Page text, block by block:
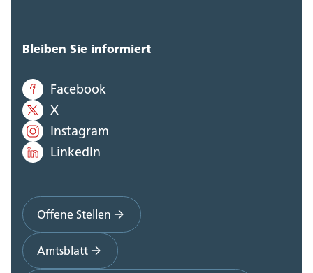
Bleiben Sie informiert
Facebook
X
Instagram
LinkedIn
Offene Stellen
Amtsblatt